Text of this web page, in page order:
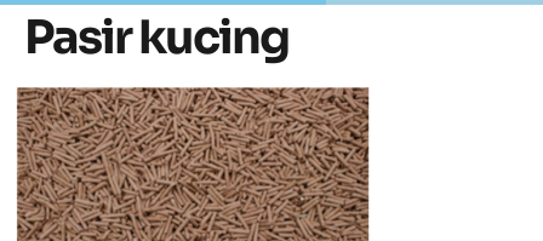
Pasir kucing